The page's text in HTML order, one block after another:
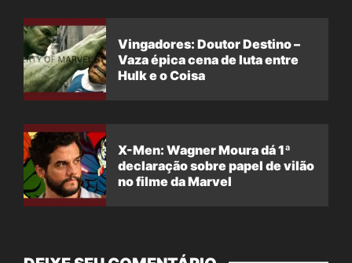
Vingadores: Doutor Destino –
Vaza épica cena de luta entre
Hulk e o Coisa
X-Men: Wagner Moura dá 1ª
declaração sobre papel de vilão
no filme da Marvel